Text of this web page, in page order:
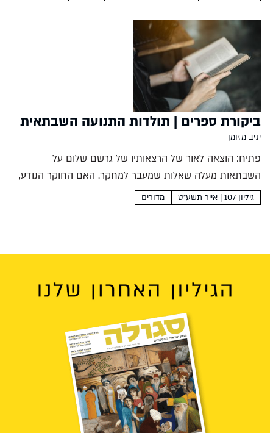
ביקורת ספרים | תולדות התנועה השבתאית
יניב מזומן
פתיח: הוצאה לאור של הרצאותיו של גרשם שלום על
השבתאות מעלה שאלות שמעבר למחקר. האם החוקר הנודע,
שהיה גם ציוני נלהב, ראה את הציונות כהמשך של המשיחיות
גיליון 107 | אייר תשע"ט מדורים